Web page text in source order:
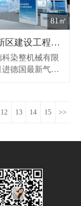
线设备及对焊接
控制的仪器仪表
81㎡
雄安新区建设工程机械展览会
科染整机械有限
德国最新气流
博士共同研发
染色机解决了传
用范围小等问
中了溢流、气
流染色机的优
12 13 14 15 >>